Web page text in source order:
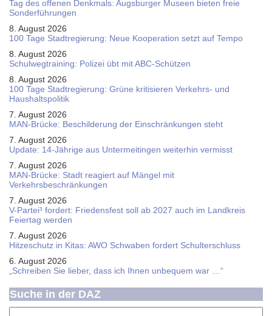
Tag des offenen Denkmals: Augsburger Museen bieten freie
Sonderführungen
8. August 2026
100 Tage Stadtregierung: Neue Kooperation setzt auf Tempo
8. August 2026
Schul­weg­trai­ning: Poli­zei übt mit ABC-Schüt­zen
8. August 2026
100 Tage Stadtregierung: Grüne kritisieren Verkehrs- und
Haushaltspolitik
7. August 2026
MAN-Brücke: Beschilderung der Einschränkungen steht
7. August 2026
Update: 14-Jährige aus Untermeitingen weiterhin vermisst
7. August 2026
MAN-Brücke: Stadt reagiert auf Mängel mit
Verkehrsbeschränkungen
7. August 2026
V-Partei­³ fordert: Friedens­fest soll ab 2027 auch im Land­kreis
Feier­tag werden
7. August 2026
Hitzeschutz in Kitas: AWO Schwaben fordert Schulterschluss
6. August 2026
„Schreiben Sie lieber, dass ich Ihnen unbequem war …“
Suche in der DAZ